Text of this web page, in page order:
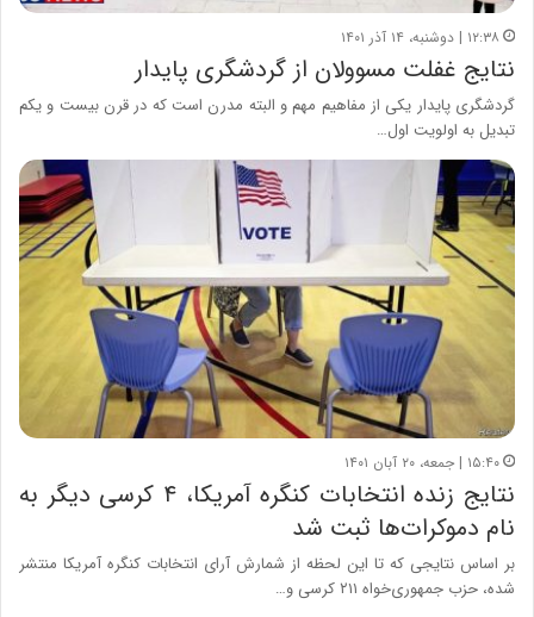
۱۲:۳۸ | دوشنبه، ۱۴ آذر ۱۴۰۱
نتایج غفلت مسوولان از گردشگری پایدار
گردشگری پایدار یکی از مفاهیم مهم و البته مدرن است که در قرن بیست و یکم
تبدیل به اولویت اول…
۱۵:۴۰ | جمعه، ۲۰ آبان ۱۴۰۱
نتایج زنده انتخابات کنگره آمریکا، ۴ کرسی دیگر به
نام دموکرات‌ها ثبت شد
بر اساس نتایجی که تا این لحظه از شمارش آرای انتخابات کنگره آمریکا منتشر
شده، حزب جمهوری‌خواه ۲۱۱ کرسی و…